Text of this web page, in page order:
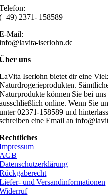
Telefon:
(+49) 2371- 158589
E-Mail:
info@lavita-iserlohn.de
Über uns
LaVita Iserlohn bietet dir eine
Naturdrogerieprodukten.
Naturprodukte können Sie bei
ausschließlich online. Wenn Sie
unter 02371-158589 und
schreiben eine Email an
Rechtliches
Impressum
AGB
Datenschutzerklärung
Rückgaberecht
Liefer- und Versandinformationen
Widerruf